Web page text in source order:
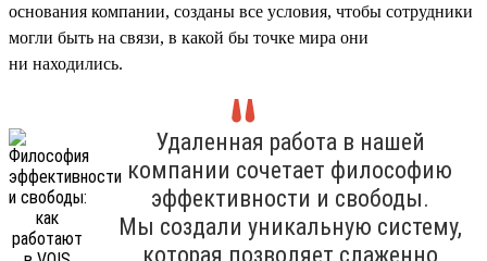
основания компании, созданы все условия, чтобы сотрудники
могли быть на связи, в какой бы точке мира они
ни находились.
Удаленная работа в нашей
компании сочетает философию
эффективности и свободы.
Мы создали уникальную систему,
которая позволяет слаженно